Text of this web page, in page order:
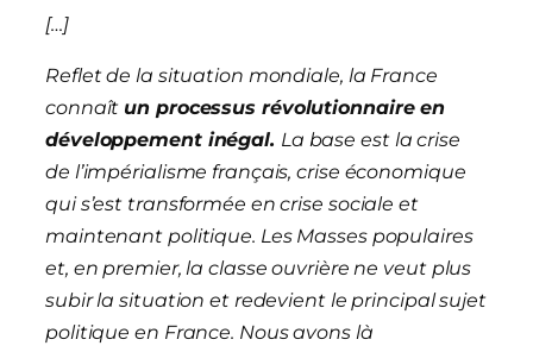
[…]
Reflet de la situation mondiale, la France
connaît un processus révolutionnaire en
développement inégal. La base est la crise
de l’impérialisme français, crise économique
qui s’est transformée en crise sociale et
maintenant politique. Les Masses populaires
et, en premier, la classe ouvrière ne veut plus
subir la situation et redevient le principal sujet
politique en France. Nous avons là